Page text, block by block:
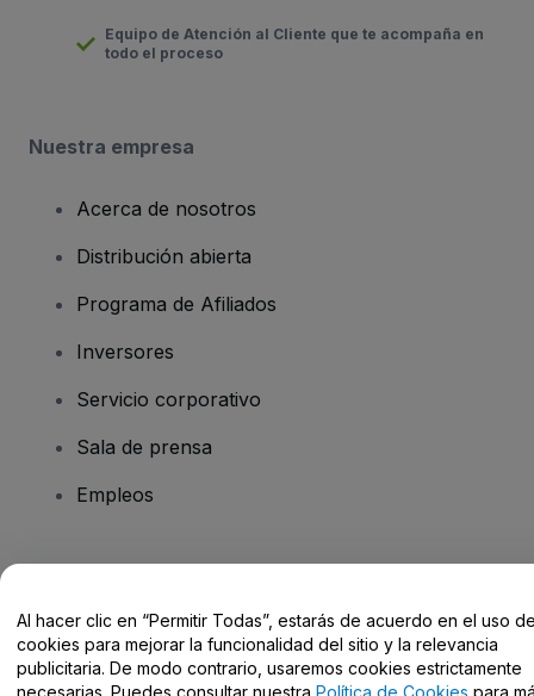
Equipo de Atención al Cliente que te acompaña en
todo el proceso
Nuestra empresa
Acerca de nosotros
Distribución abierta
Programa de Afiliados
Inversores
Servicio corporativo
Sala de prensa
Empleos
Centro de Ayuda / Contacto
Al hacer clic en “Permitir Todas”, estarás de acuerdo en el uso
cookies para mejorar la funcionalidad del sitio y la relevancia
publicitaria. De modo contrario, usaremos cookies estrictamente
necesarias. Puedes consultar nuestra Política de Cookies para